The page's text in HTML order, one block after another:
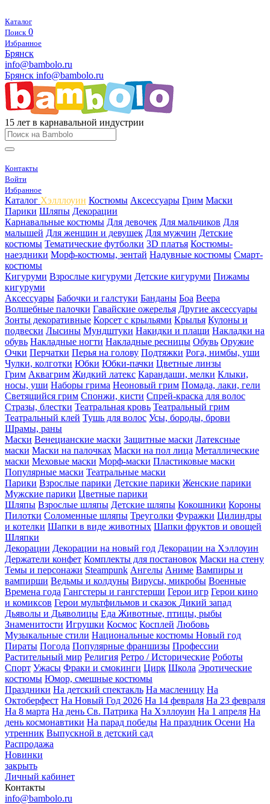
Каталог
Поиск 0
Избранное
Брянск
info@bambolo.ru
Брянск info@bambolo.ru
15 лет в карнавальной индустрии
Контакты
Войти
Избранное
Каталог Хэлллоуин Костюмы Аксессуары Грим Маски
Парики Шляпы Декорации
Карнавальные костюмы Для девочек Для мальчиков Для
малышей Для женщин и девушек Для мужчин Детские
костюмы Тематические футболки 3D платья Костюмы-
наездники Морф-костюмы, зентай Надувные костюмы Смарт-
костюмы
Кигуруми Взрослые кигуруми Детские кигуруми Пижамы
кигуруми
Аксессуары Бабочки и галстуки Банданы Боа Веера
Волшебные палочки Гавайские ожерелья Другие аксессуары
Зонты декоративные Корсет с крыльями Крылья Кулоны и
подвески Лысины Мундштуки Накидки и плащи Накладки на
обувь Накладные ногти Накладные ресницы Обувь Оружие
Очки Перчатки Перья на голову Подтяжки Рога, нимбы, уши
Чулки, колготки Юбки Юбки-пачки Цветные линзы
Грим Аквагрим Жидкий латекс Карандаши, мелки Клыки,
носы, уши Наборы грима Неоновый грим Помада, лаки, гели
Светящийся грим Спонжи, кисти Спрей-краска для волос
Стразы, блестки Театральная кровь Театральный грим
Театральный клей Тушь для волос Усы, бороды, брови
Шрамы, раны
Маски Венецианские маски Защитные маски Латексные
маски Маски на палочках Маски на пол лица Металлические
маски Меховые маски Морф-маски Пластиковые маски
Популярные маски Театральные маски
Парики Взрослые парики Детские парики Женские парики
Мужские парики Цветные парики
Шляпы Взрослые шляпы Детские шляпы Кокошники Короны
Пилотки Соломенные шляпы Треуголки Фуражки Цилиндры
и котелки Шапки в виде животных Шапки фруктов и овощей
Шляпки
Декорации Декорации на новый год Декорации на Хэллоуин
Держатели конфет Комплекты для постановок Маски на стену
Темы и персонажи Steampunk Ангелы Аниме Вампиры и
вампирши Ведьмы и колдуны Вирусы, микробы Военные
Времена года Гангстеры и гангстерши Герои игр Герои кино
и комиксов Герои мультфильмов и сказок Дикий запад
Дьяволы и Дьяволицы Еда Животные, птицы, рыбы
Знаменитости Игрушки Космос Косплей Любовь
Музыкальные стили Национальные костюмы Новый год
Пираты Погода Популярные франшизы Профессии
Растительный мир Религия Ретро / Исторические Роботы
Спорт Ужасы Фраки и смокинги Цирк Школа Эротические
костюмы Юмор, смешные костюмы
Праздники На детский спектакль На масленицу На
Октоберфест На Новый Год 2026 На 14 февраля На 23 февраля
На 8 марта На день Св. Патрика На Хэллоуин На 1 апреля На
день космонавтики На парад победы На праздник Осени На
утренник Выпускной в детский сад
Распродажа
Новинки
закрыть
Личный кабинет
Контакты
info@bambolo.ru